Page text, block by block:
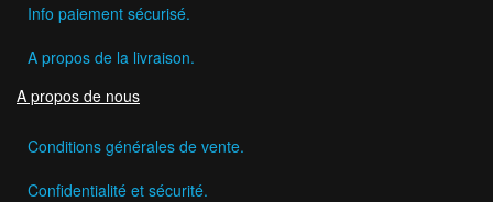
Info paiement sécurisé.
A propos de la livraison.
A propos de nous
Conditions générales de vente.
Confidentialité et sécurité.